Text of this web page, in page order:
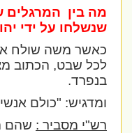
מה בין המרגלים
שנשלחו על ידי
כאשר משה שולח את
לכל שבט, הכתוב
בנפרד.
ומדגיש: "כולם
רש"י מסביר :שהם